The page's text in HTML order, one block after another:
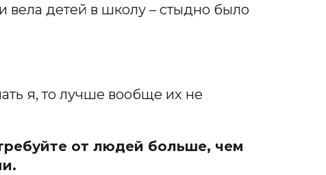
вела детей в школу – стыдно было
я, то лучше вообще их не
от людей больше, чем